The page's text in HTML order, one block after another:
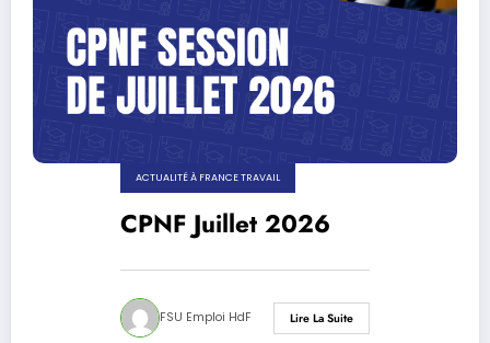
ACTUALITÉ À FRANCE TRAVAIL
CPNF Juillet 2026
FSU Emploi HdF Lire La Suite